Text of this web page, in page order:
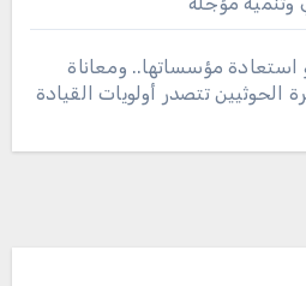
مؤسساتها.. ومعاناة
الحوثيين تتصدر أولويات القيادة